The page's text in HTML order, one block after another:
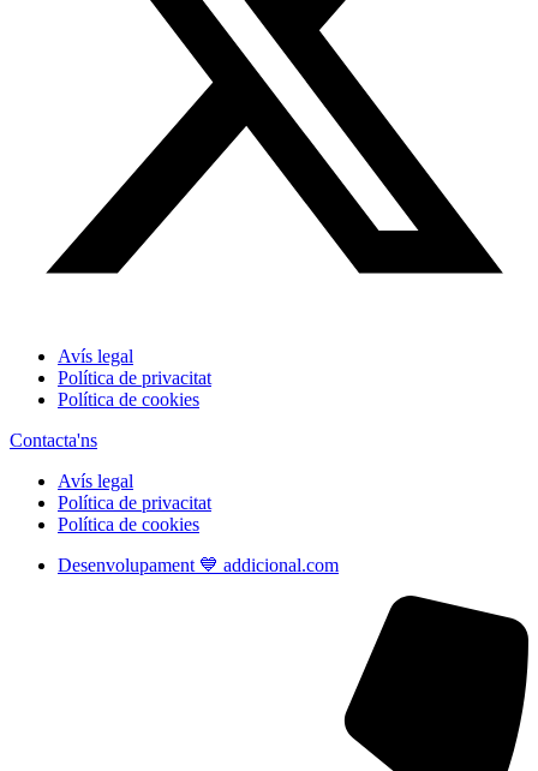
Avís legal
Política de privacitat
Política de cookies
Contacta'ns
Avís legal
Política de privacitat
Política de cookies
Desenvolupament 💙 addicional.com